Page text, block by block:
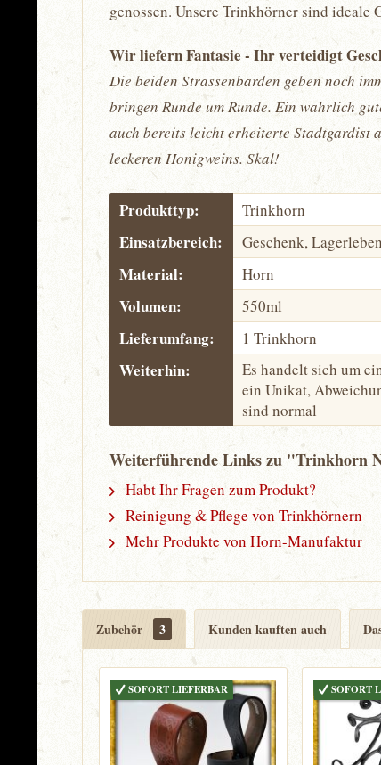
genossen. Unsere Trinkhörner sind
Wir liefern Fantasie - Ihr verteidigt
Die beiden Strassenbarden geben noch
bringen Runde um Runde. Ein wahrlich
auch bereits leicht erheiterte Stadtgardist
leckeren Honigweins. Skal!
Produkttyp: Trinkhorn
Einsatzbereich: Geschenk,
Material: Horn
Volumen: 550ml
Lieferumfang: 1 Trinkhorn
Weiterhin:
Es handelt sich um
ein Unikat,
sind normal
Weiterführende Links zu "Trinkhorn
Habt Ihr Fragen zum Produkt?
Reinigung & Pflege von Trinkhörnern
Mehr Produkte von Horn-Manufaktur
Zubehör 3 Kunden kauften auch
SOFORT LIEFERBAR SOFORT